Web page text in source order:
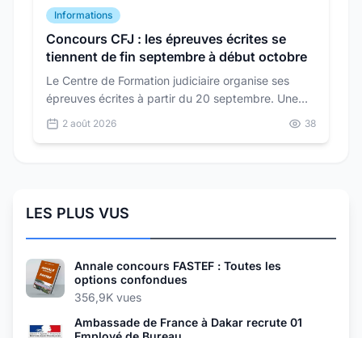
Informations
Concours CFJ : les épreuves écrites se
tiennent de fin septembre à début octobre
Le Centre de Formation judiciaire organise ses
épreuves écrites à partir du 20 septembre. Une
seule épreuve d'admission suit : un oral de 30
minutes au coefficient 3.
2 août 2026 38
LES PLUS VUS
Annale concours FASTEF : Toutes les
options confondues
356,9K vues
Ambassade de France à Dakar recrute 01